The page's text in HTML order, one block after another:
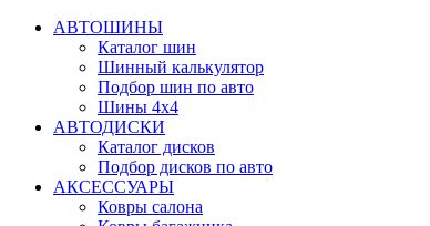
АВТОШИНЫ
Каталог шин
Шинный калькулятор
Подбор шин по авто
Шины 4x4
АВТОДИСКИ
Каталог дисков
Подбор дисков по авто
АКСЕССУАРЫ
Ковры салона